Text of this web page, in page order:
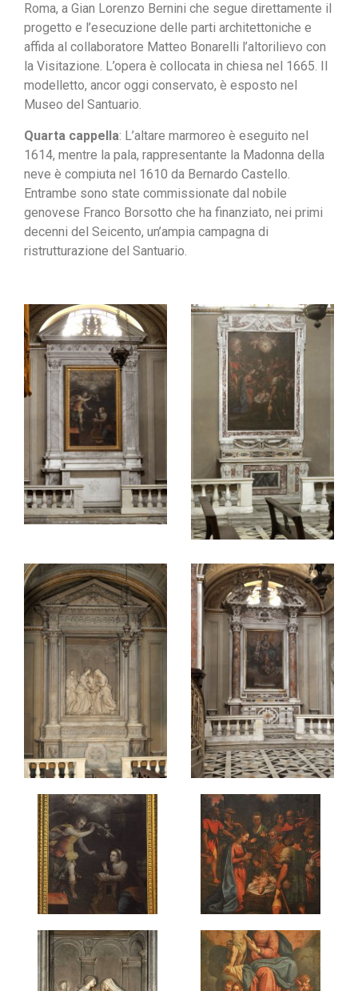
Roma, a Gian Lorenzo Bernini che segue direttamente il
progetto e l’esecuzione delle parti architettoniche e
affida al collaboratore Matteo Bonarelli l’altorilievo con
la Visitazione. L’opera è collocata in chiesa nel 1665. Il
modelletto, ancor oggi conservato, è esposto nel
Museo del Santuario.
Quarta cappella: L’altare marmoreo è eseguito nel
1614, mentre la pala, rappresentante la Madonna della
neve è compiuta nel 1610 da Bernardo Castello.
Entrambe sono state commissionate dal nobile
genovese Franco Borsotto che ha finanziato, nei primi
decenni del Seicento, un’ampia campagna di
ristrutturazione del Santuario.